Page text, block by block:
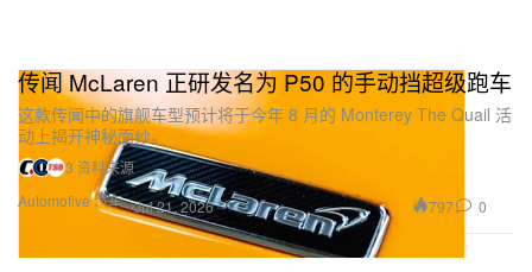
Automotive 汽车
传闻 McLaren 正研发名为 P50 的手动挡超级跑车
这款传闻中的旗舰车型预计将于今年 8 月的 Monterey The Quail 活
动上揭开神秘面纱。
3 资料来源
Jul 21, 2026
797 0